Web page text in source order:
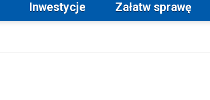
Inwestycje Załatw sprawę